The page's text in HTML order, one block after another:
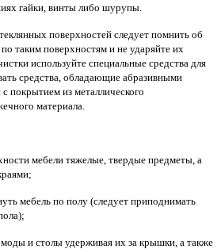
гайки, винты либо шурупы.
поверхностей следует помнить об
таким поверхностям и не ударяйте их
используйте специальные средства для
средства, обладающие абразивными
покрытием из металлического
материала.
мебели тяжелые, твердые предметы, а
мебель по полу (следует приподнимать
и столы удерживая их за крышки, а также